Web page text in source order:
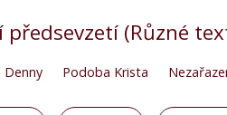
předsevzetí (Různé
Denny Podoba Krista